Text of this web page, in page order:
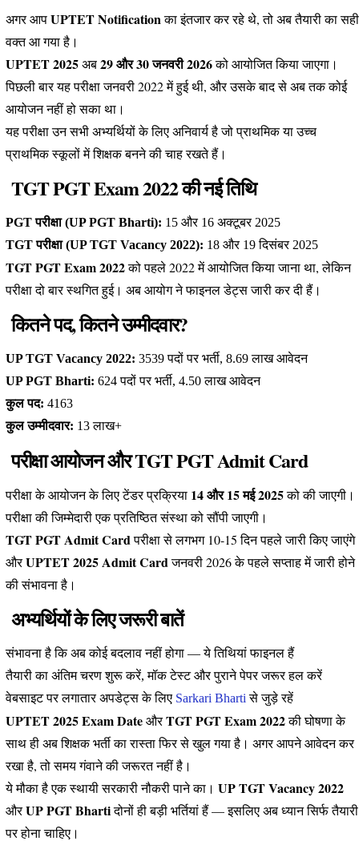
अगर आपUPTET Notificationका इंतजार कर रहे थे, तो अब तैयारी का सही
वक्त आ गया है।
UPTET 2025अब29 और 30 जनवरी 2026को आयोजित किया जाएगा।
पिछली बार यह परीक्षा जनवरी 2022 में हुई थी, और उसके बाद से अब तक कोई
आयोजन नहीं हो सका था।
यह परीक्षा उन सभी अभ्यर्थियों के लिए अनिवार्य है जो प्राथमिक या उच्च
प्राथमिक स्कूलों में शिक्षक बनने की चाह रखते हैं।
TGT PGT Exam 2022 की नई तिथि
PGT परीक्षा (UP PGT Bharti): 15 और 16 अक्टूबर 2025
TGT परीक्षा (UP TGT Vacancy 2022): 18 और 19 दिसंबर 2025
TGT PGT Exam 2022को पहले 2022 में आयोजित किया जाना था, लेकिन
परीक्षा दो बार स्थगित हुई। अब आयोग ने फाइनल डेट्स जारी कर दी हैं।
कितने पद, कितने उम्मीदवार?
UP TGT Vacancy 2022: 3539 पदों पर भर्ती, 8.69 लाख आवेदन
UP PGT Bharti: 624 पदों पर भर्ती, 4.50 लाख आवेदन
कुल पद: 4163
कुल उम्मीदवार: 13 लाख+
परीक्षा आयोजन और TGT PGT Admit Card
परीक्षा के आयोजन के लिए टेंडर प्रक्रिया 14 और 15 मई 2025को की जाएगी।
परीक्षा की जिम्मेदारी एक प्रतिष्ठित संस्था को सौंपी जाएगी।
TGT PGT Admit Cardपरीक्षा से लगभग 10-15 दिन पहले जारी किए जाएंगे
औरUPTET 2025 Admit Cardजनवरी 2026 के पहले सप्ताह में जारी होने
की संभावना है।
अभ्यर्थियों के लिए जरूरी बातें
संभावना है कि अब कोई बदलाव नहीं होगा — ये तिथियां फाइनल हैं
तैयारी का अंतिम चरण शुरू करें, मॉक टेस्ट और पुराने पेपर जरूर हल करें
वेबसाइट पर लगातार अपडेट्स के लिए Sarkari Bharti से जुड़े रहें
UPTET 2025 Exam DateऔरTGT PGT Exam 2022की घोषणा के
साथ ही अब शिक्षक भर्ती का रास्ता फिर से खुल गया है। अगर आपने आवेदन कर
रखा है, तो समय गंवाने की जरूरत नहीं है।
ये मौका है एक स्थायी सरकारी नौकरी पाने का। UP TGT Vacancy 2022
औरUP PGT Bhartiदोनों ही बड़ी भर्तियां हैं — इसलिए अब ध्यान सिर्फ तैयारी
पर होना चाहिए।